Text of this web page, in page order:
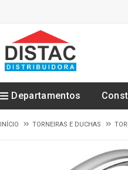
Departamentos
INÍCIO TORNEIRAS E DUCHAS